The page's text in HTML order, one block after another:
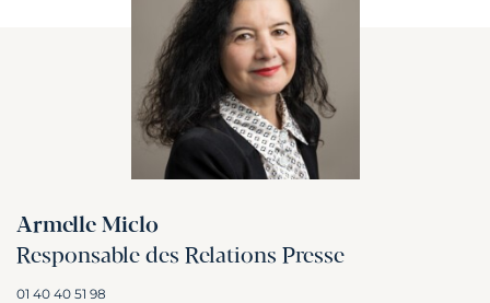
Armelle Miclo
Responsable des Relations Presse
01 40 40 51 98